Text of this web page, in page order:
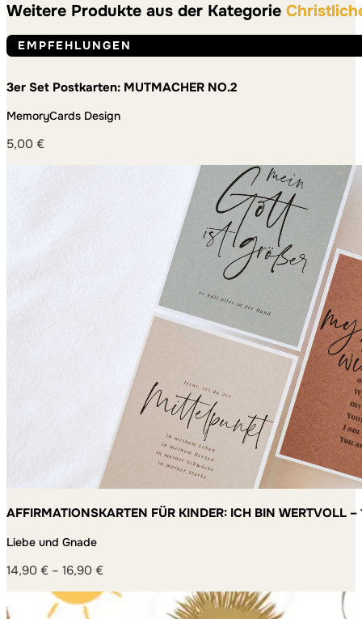
Weitere Produkte aus der Kategorie
EMPFEHLUNGEN
3er Set Postkarten: MUTMACHER NO.2
MemoryCards Design
5,00 €
AFFIRMATIONSKARTEN FÜR KINDER: ICH BIN WERTVOLL
Liebe und Gnade
14,90 € – 16,90 €
14,90 €